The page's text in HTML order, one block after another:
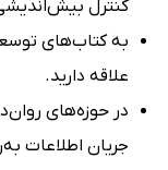
کنترل
به کتاب‌های
علاقه دارید.
در حوزه‌‌های
جریان اطلاعات